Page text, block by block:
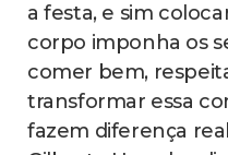
a festa, e sim
corpo imponha os
comer bem,
transformar essa
fazem diferença